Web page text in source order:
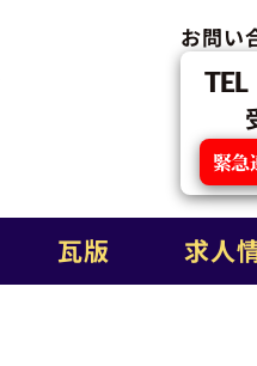
お問い
TEL
緊急
瓦版 求人